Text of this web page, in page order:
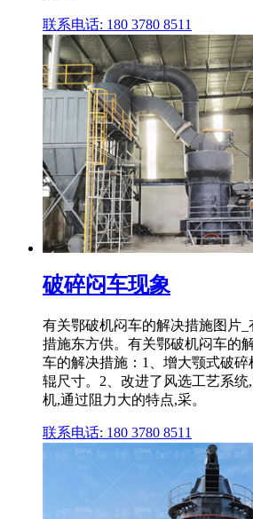
联系电话: 180 3780 8511
破碎闷车现象
有关鄂破机闷车的解决措施图片
措施东方供。有关鄂破机闷车的
车的解决措施：1、增大颚式破
辊尺寸。2、改进了风选工艺系
机,通过阻力大的特点,采。
联系电话: 180 3780 8511